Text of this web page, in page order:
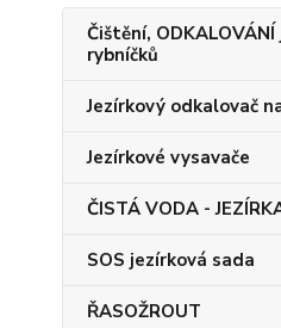
Čištění,
rybníčků
Jezírkový odkalovač
Jezírkové vysavače
ČISTÁ VODA -
SOS jezírková sada
ŘASOŽROUT